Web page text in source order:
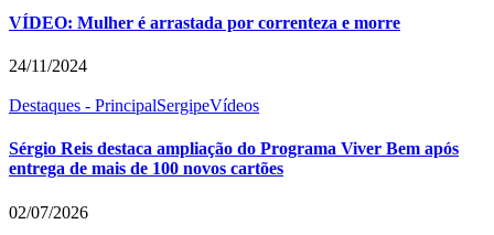
VÍDEO: Mulher é arrastada por correnteza e morre
24/11/2024
Destaques - PrincipalSergipeVídeos
Sérgio Reis destaca ampliação do Programa Viver Bem após
entrega de mais de 100 novos cartões
02/07/2026